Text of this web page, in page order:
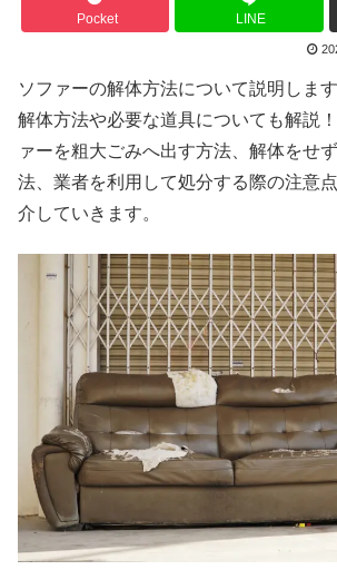
Pocket LINE
ソファーの解体方法について説明しま
解体方法や必要な道具についても解説
ァーを粗大ごみへ出す方法、解体をせ
法、業者を利用して処分する際の注意
介していきます。